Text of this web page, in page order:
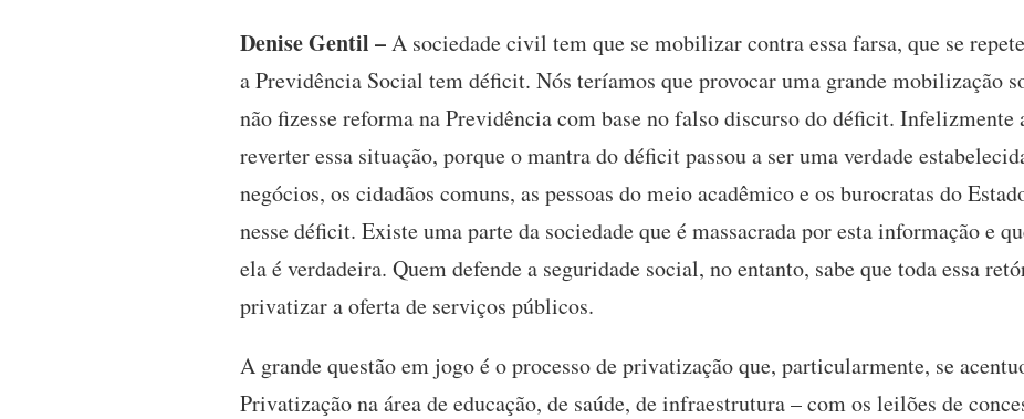
Denise Gentil –A sociedade civil tem que se mobilizar contra essa farsa, que se
a Previdência Social tem déficit. Nós teríamos que provocar uma grande mobilização
não fizesse reforma na Previdência com base no falso discurso do déficit. Infelizmente
reverter essa situação, porque o mantra do déficit passou a ser uma verdade
negócios, os cidadãos comuns, as pessoas do meio acadêmico e os burocratas do
nesse déficit. Existe uma parte da sociedade que é massacrada por esta informação e
ela é verdadeira. Quem defende a seguridade social, no entanto, sabe que toda essa
privatizar a oferta de serviços públicos.
A grande questão em jogo é o processo de privatização que, particularmente, se
Privatização na área de educação, de saúde, de infraestrutura – com os leilões de